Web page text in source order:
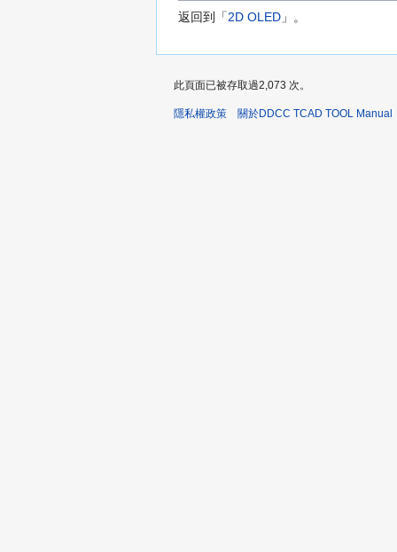
返回到「2D OLED 」。
此頁面已被存取過2,073 次。
隱私權政策 關於DDCC TCAD TOOL Manual